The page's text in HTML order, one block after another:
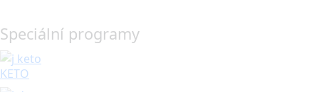
Speciální programy
KETO